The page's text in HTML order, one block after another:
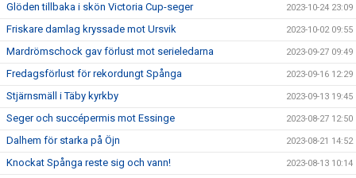
Glöden tillbaka i skön Victoria Cup-seger 2023-10-24 23:09
Friskare damlag kryssade mot Ursvik 2023-10-02 09:55
Mardrömschock gav förlust mot serieledarna 2023-09-27 09:49
Fredagsförlust för rekordungt Spånga 2023-09-16 12:29
Stjärnsmäll i Täby kyrkby 2023-09-13 19:45
Seger och succépermis mot Essinge 2023-08-27 12:50
Dalhem för starka på Öjn 2023-08-21 14:52
Knockat Spånga reste sig och vann! 2023-08-13 10:14